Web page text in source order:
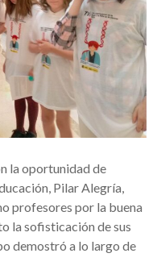
la oportunidad de
Pilar Alegría,
profesores por la buena
la sofisticación de sus
demostró a lo largo de